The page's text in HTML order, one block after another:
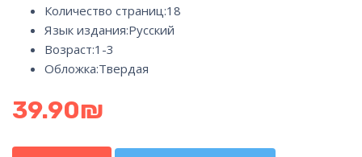
Количество страниц:18
Язык издания:Русский
Возраст:1-3
Обложка:Твердая
39.90₪